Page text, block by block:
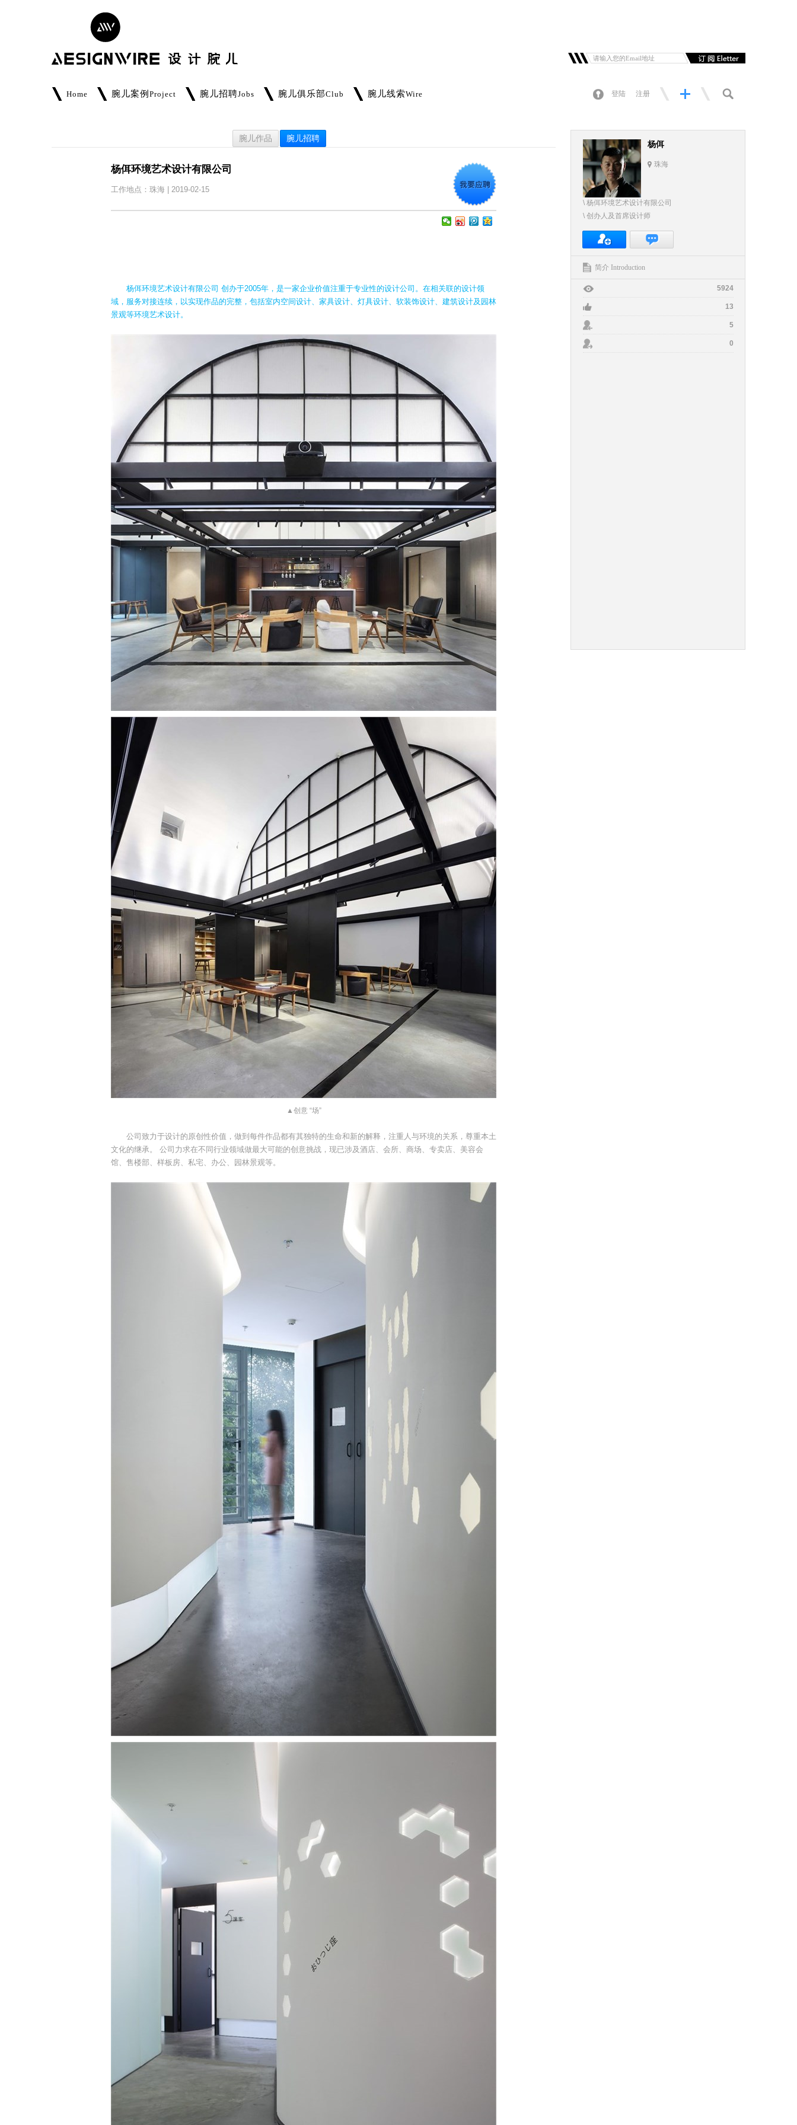
Home 腕儿案例 Project 腕儿招聘Jobs 腕儿俱乐部Club 腕儿线索Wire 登陆 注册
腕儿作品 腕儿招聘
杨佴环境艺术设计有限公司
工作地点：珠海 | 2019-02-15
杨佴环境艺术设计有限公司 创办于2005年，是一家企业价值注重于专业性的设计公司。在相关联的设计领
域，服务对接连续，以实现作品的完整，包括室内空间设计、家具设计、灯具设计、软装饰设计、建筑设计及园林
景观等环境艺术设计。
▲创意 “场”
公司致力于设计的原创性价值，做到每件作品都有其独特的生命和新的解释，注重人与环境的关系，尊重本土
文化的继承。 公司力求在不同行业领域做最大可能的创意挑战，现已涉及酒店、会所、商场、专卖店、美容会
馆、售楼部、样板房、私宅、办公、园林景观等。
杨佴
珠海
\ 杨佴环境艺术设计有限公司
\ 创办人及首席设计师
简介 Introduction
5924
13
5
0